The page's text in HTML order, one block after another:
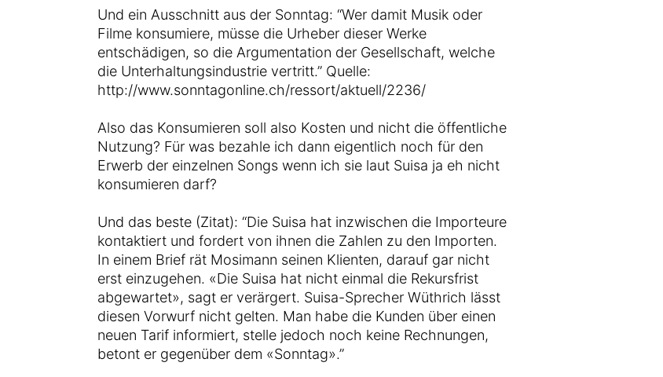
Und ein Ausschnitt aus der Sonntag: “Wer damit Musik oder
Filme konsumiere, müsse die Urheber dieser Werke
entschädigen, so die Argumentation der Gesellschaft, welche
die Unterhaltungsindustrie vertritt.” Quelle:
http://www.sonntagonline.ch/ressort/aktuell/2236/
Also das Konsumieren soll also Kosten und nicht die öffentliche
Nutzung? Für was bezahle ich dann eigentlich noch für den
Erwerb der einzelnen Songs wenn ich sie laut Suisa ja eh nicht
konsumieren darf?
Und das beste (Zitat): “Die Suisa hat inzwischen die Importeure
kontaktiert und fordert von ihnen die Zahlen zu den Importen.
In einem Brief rät Mosimann seinen Klienten, darauf gar nicht
erst einzugehen. «Die Suisa hat nicht einmal die Rekursfrist
abgewartet», sagt er verärgert. Suisa-Sprecher Wüthrich lässt
diesen Vorwurf nicht gelten. Man habe die Kunden über einen
neuen Tarif informiert, stelle jedoch noch keine Rechnungen,
betont er gegenüber dem «Sonntag».”